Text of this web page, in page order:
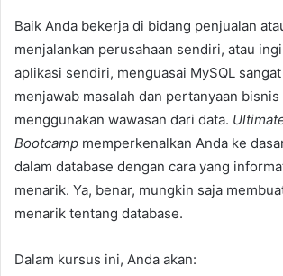
Baik Anda bekerja di bidang penjualan
menjalankan perusahaan sendiri, atau
aplikasi sendiri, menguasai MySQL
menjawab masalah dan pertanyaan
menggunakan wawasan dari data.
Bootcamp memperkenalkan Anda ke
dalam database dengan cara yang
menarik. Ya, benar, mungkin saja
menarik tentang database.
Dalam kursus ini, Anda akan: